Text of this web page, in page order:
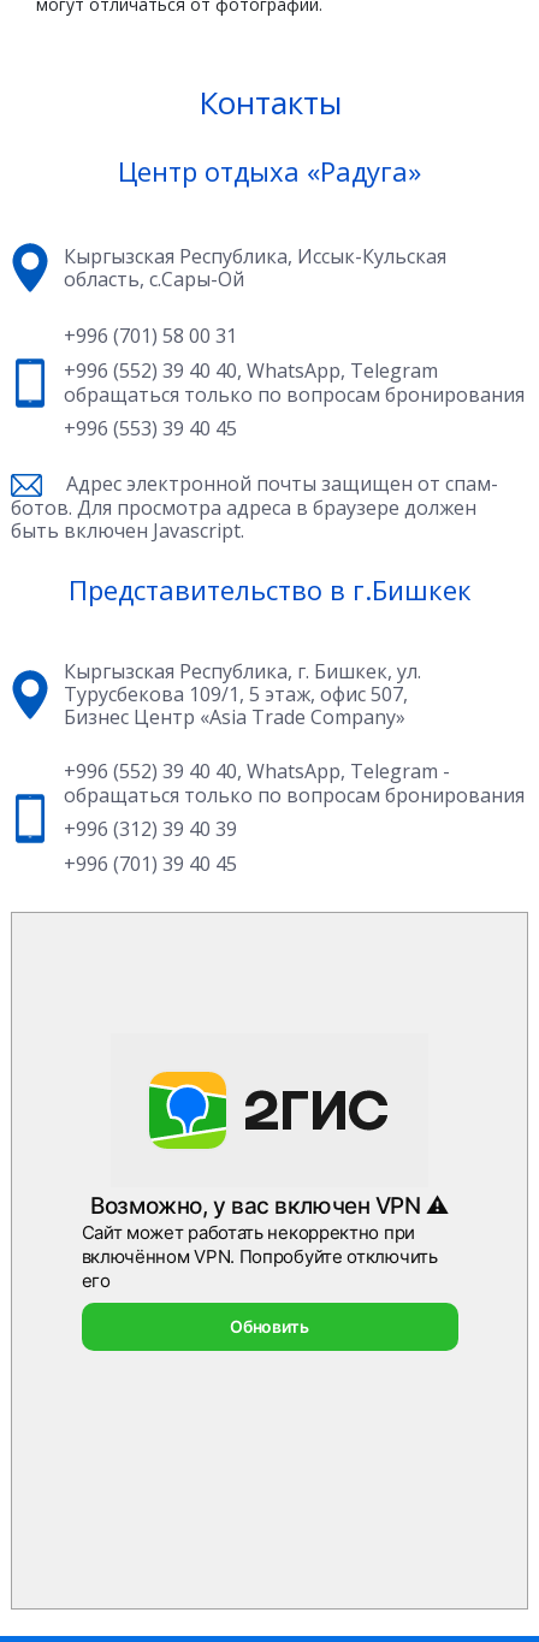
Контакты
Центр отдыха «Радуга»
Кыргызская Республика, Иссык-Кульская
область, с.Сары-Ой
+996 (701) 58 00 31
+996 (552) 39 40 40, WhatsApp, Telegram
обращаться только по вопросам бронирования
+996 (553) 39 40 45
Адрес электронной почты защищен от спам-
ботов. Для просмотра адреса в браузере должен
быть включен Javascript.
Представительство в г.Бишкек
Кыргызская Республика, г. Бишкек, ул.
Турусбекова 109/1, 5 этаж, офис 507,
Бизнес Центр «Asia Trade Company»
+996 (552) 39 40 40, WhatsApp, Telegram -
обращаться только по вопросам бронирования
+996 (312) 39 40 39
+996 (701) 39 40 45